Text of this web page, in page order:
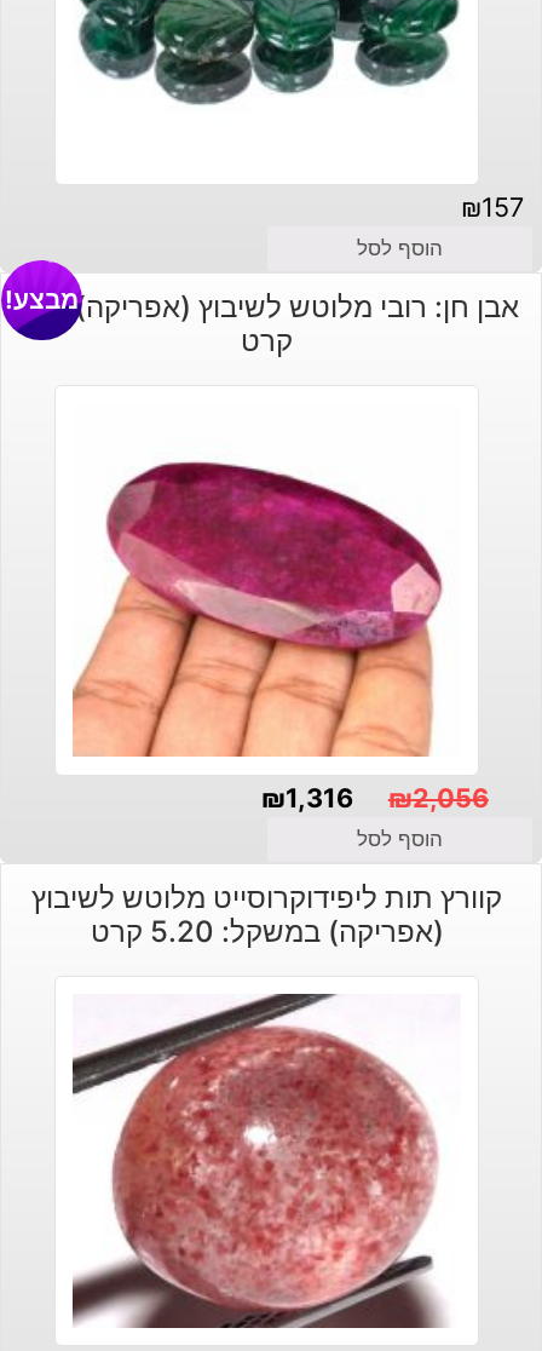
₪157
הוסף לסל
אבן חן: רובי מלוטש לשיבוץ (אפריקה) 267
קרט
מבצע!
₪2,056
המקורי
היה:
₪2,056.
₪1,316
הנוכחי
הוא:
הוסף לסל
קוורץ תות ליפידוקרוסייט מלוטש לשיבוץ
(אפריקה) במשקל: 5.20 קרט